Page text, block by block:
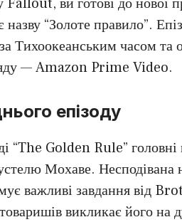
“Золоте правило”.
Тихоокеанським часом
— Amazon Prime Video.
епізоду
“The Golden Rule”
Мохаве. Несподівана
важливі завдання від
викликає його на